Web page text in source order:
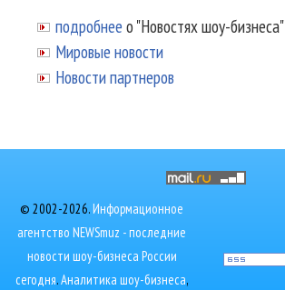
подробнее о "Новостях шоу-бизнеса"
Мировые новости
Новости партнеров
© 2002-2026.Информационное
агентство NEWSmuz - последние
новости шоу-бизнеса России
сегодня.Аналитика шоу-бизнеса,